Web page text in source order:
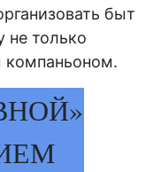
быт
не только